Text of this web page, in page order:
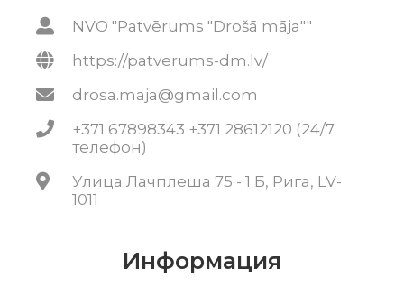
NVO "Patvērums "Drošā māja""
https://patverums-dm.lv/
drosa.maja@gmail.com
+371 67898343 +371 28612120 (24/7
телефон)
Улица Лачплеша 75 - 1 Б, Рига, LV-
1011
Информация